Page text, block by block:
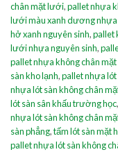
chân mặt lưới,pallet nhựa
lưới màu xanh dương nhựa
hở xanh nguyên sinh,pallet
lưới nhựa nguyên sinh,
pallet nhựa không chân
sàn kho lạnh,pallet nhựa lót
nhựa lót sàn không chân
lót sàn sân khấu trường học
nhựa lót sàn không chân
sàn phẳng,tấm lót sàn mặt
pallet nhựa lót sàn không